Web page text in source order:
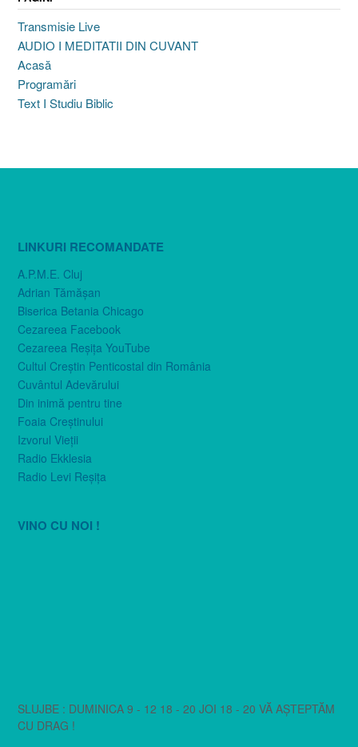
Transmisie Live
AUDIO I MEDITATII DIN CUVANT
Acasă
Programări
Text I Studiu Biblic
LINKURI RECOMANDATE
A.P.M.E. Cluj
Adrian Tămăşan
Biserica Betania Chicago
Cezareea Facebook
Cezareea Reşiţa YouTube
Cultul Creştin Penticostal din România
Cuvântul Adevărului
Din inimă pentru tine
Foaia Creştinului
Izvorul Vieţii
Radio Ekklesia
Radio Levi Reşiţa
VINO CU NOI !
SLUJBE : DUMINICA 9 - 12 18 - 20 JOI 18 - 20 VĂ AȘTEPTĂM
CU DRAG !